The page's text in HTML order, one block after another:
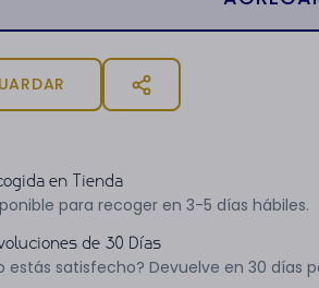
en Tienda
para recoger en 3-5 días hábiles.
de 30 Días
estás satisfecho? Devuelve en 30 días